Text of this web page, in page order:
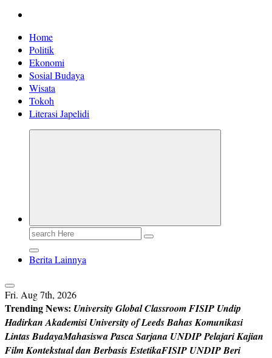
Berita Jawa Tengah Terbaru dan Terkini
Home
Politik
Ekonomi
Sosial Budaya
Wisata
Tokoh
Literasi Japelidi
Search
Berita Lainnya
Fri. Aug 7th, 2026
Trending News: UniversityGlobalClassroomFISIP Undip
Hadirkan Akademisi UniversityofLeedsBahasKomunikasi
LintasBudayaMahasiswaPascaSarjana UNDIPPelajariKajian
FilmKontekstualdan BerbasisEstetikaFISIP UNDIPBeri